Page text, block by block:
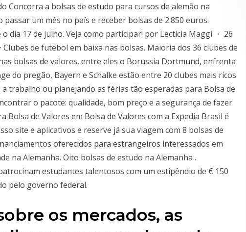
Concorra a bolsas de estudo para cursos de alemão na
passar um mês no país e receber bolsas de 2.850 euros.
dia 17 de julho. Veja como participar! por Lecticia Maggi ・ 26
Clubes de futebol em baixa nas bolsas. Maioria dos 36 clubes de
bolsas de valores, entre eles o Borussia Dortmund, enfrenta
do pregão, Bayern e Schalke estão entre 20 clubes mais ricos
a trabalho ou planejando as férias tão esperadas para Bolsa de
o pacote: qualidade, bom preço e a segurança de fazer
Bolsa de Valores em Bolsa de Valores com a Expedia Brasil é
site e aplicativos e reserve já sua viagem com 8 bolsas de
oferecidos para estrangeiros interessados em
na Alemanha. Oito bolsas de estudo na Alemanha .
estudantes talentosos com um estipêndio de € 150
pelo governo federal.
os mercados, as